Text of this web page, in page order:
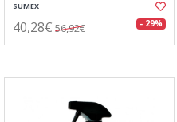
SUMEX
40,28€ 56,92€ - 29%